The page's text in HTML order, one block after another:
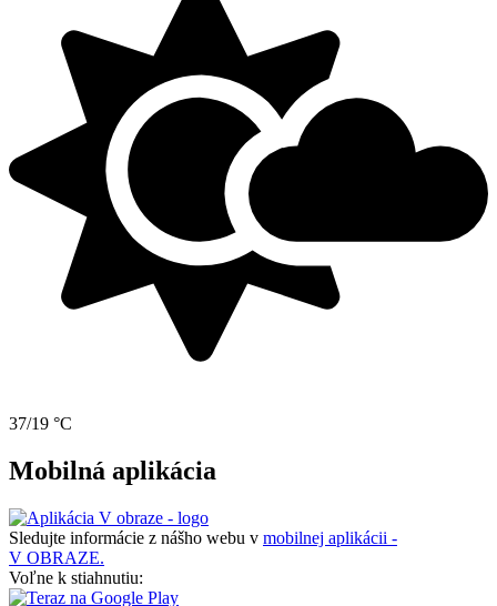
37/19 °C
Mobilná aplikácia
Sledujte informácie z nášho webu v mobilnej aplikácii -
V OBRAZE.
Voľne k stiahnutiu: